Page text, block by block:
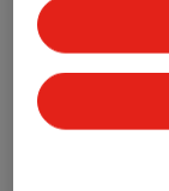
Geluiddempers